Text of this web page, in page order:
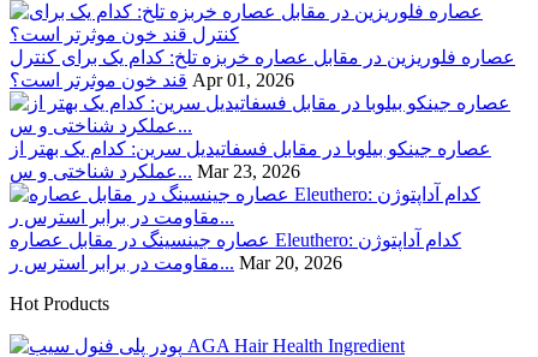
عصاره فلوریزین در مقابل عصاره خربزه تلخ: کدام یک برای کنترل
قند خون موثرتر است؟ Apr 01, 2026
عصاره جینکو بیلوبا در مقابل فسفاتیدیل سرین: کدام یک بهتر از
عملکرد شناختی و س... Mar 23, 2026
عصاره جینسینگ در مقابل عصاره Eleuthero: کدام آداپتوژن
مقاومت در برابر استرس ر... Mar 20, 2026
Hot Products